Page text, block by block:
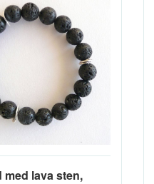
med lava sten,